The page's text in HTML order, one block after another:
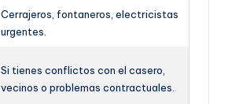
Cerrajeros, fontaneros, electricistas
urgentes.
Si tienes conflictos con el casero,
vecinos o problemas contractuales.